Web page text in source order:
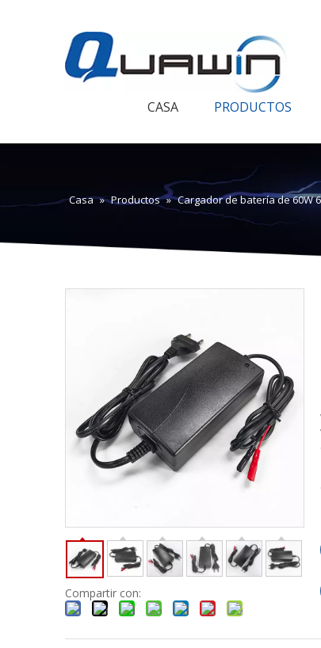
CASA PRODUCTOS
Casa » Productos » Cargador de batería de 60W
Compartir con: